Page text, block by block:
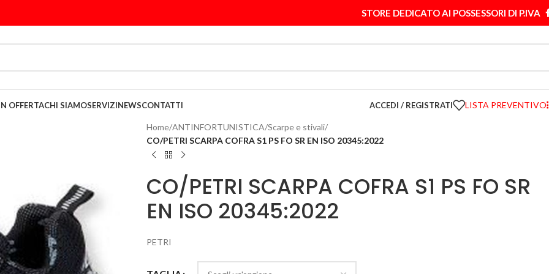
STORE DEDICATO AI POSSESSORI DI P.IVA
OFFERTACHI SIAMOSERVIZINEWSCONTATTI ACCEDI / REGISTRATI LISTA PREVENTIVO
Home/ANTINFORTUNISTICA/Scarpe e stivali/
CO/PETRI SCARPA COFRA S1 PS FO SR EN ISO 20345:2022
CO/PETRI SCARPA COFRA S1 PS FO SR
EN ISO 20345:2022
PETRI